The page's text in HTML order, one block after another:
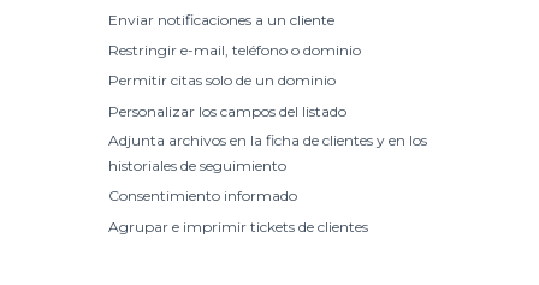
Enviar notificaciones a un cliente
Restringir e-mail, teléfono o dominio
Permitir citas solo de un dominio
Personalizar los campos del listado
Adjunta archivos en la ficha de clientes y en los
historiales de seguimiento
Consentimiento informado
Agrupar e imprimir tickets de clientes